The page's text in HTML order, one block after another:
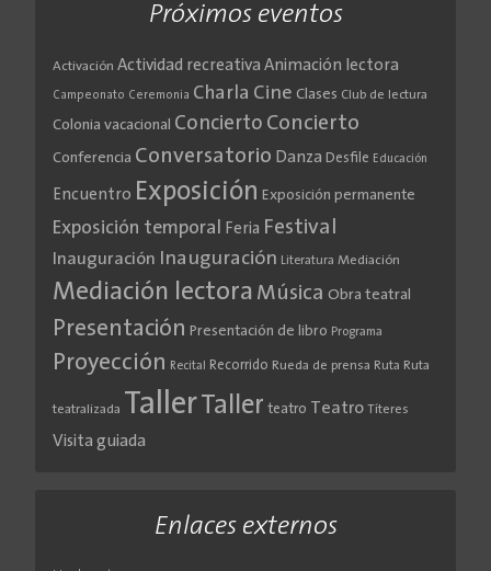
Próximos eventos
Activación Actividad recreativa Animación lectora
Campeonato Ceremonia Charla Cine Clases Club de lectura
Colonia vacacional Concierto Concierto
Conferencia Conversatorio Danza Desfile Educación
Encuentro Exposición Exposición permanente
Exposición temporal Feria Festival
Inauguración Inauguración Literatura Mediación
Mediación lectora Música Obra teatral
Presentación Presentación de libro Programa
Proyección Recital Recorrido Rueda de prensa Ruta Ruta
teatralizada TallerTaller teatro Teatro Títeres
Visita guiada
Enlaces externos